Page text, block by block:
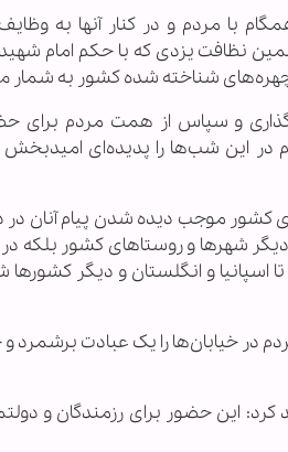
با مردم و در کنار آنها به
نظافت یزدی که با حکم امام
شناخته شده کشور به شمار
و سپاس از همت مردم برای
این شب‌ها را پدیده‌ای امیدبخش
موجب دیده شدن پیام آنان در
شهرها و روستاهای کشور بلکه
تا اسپانیا و انگلستان و دیگر
در خیابان‌ها را یک عبادت برشمرد و
این حضور برای رزمندگان و